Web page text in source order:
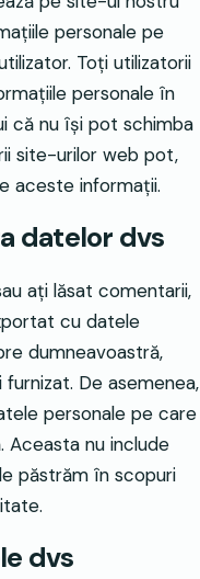
personale pe
Toți utilizatorii
personale în
că nu își pot schimba
site-urilor web pot,
aceste informații.
datelor dvs
ați lăsat comentarii,
cu datele
dumneavoastră,
De asemenea,
personale pe care
Aceasta nu include
păstrăm în scopuri
dvs